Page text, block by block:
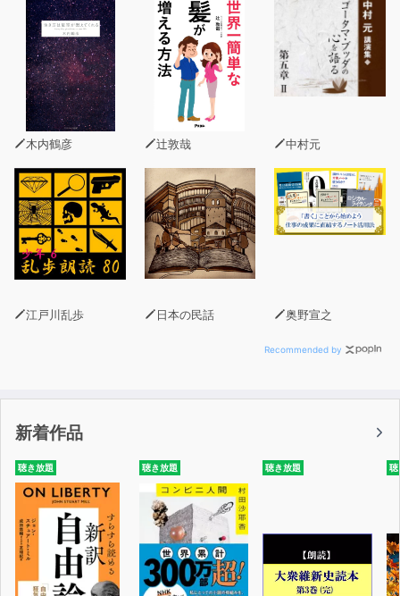
その義満の野望を、金閣寺の奇妙な三層構造から解読する
という
大胆な手法を駆使した著者会心の歴史ノンフィクション。
木内鶴彦 辻敦哉 中村元
江戸川乱歩 日本の民話 奥野宣之
Recommended by
新着作品
聴き放題 聴き放題 聴き放題 聴